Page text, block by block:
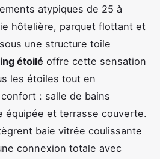
atypiques de 25 à
hôtelière, parquet flottant et
une structure toile
étoilé offre cette sensation
les étoiles tout en
: salle de bains
équipée et terrasse couverte.
baie vitrée coulissante
connexion totale avec